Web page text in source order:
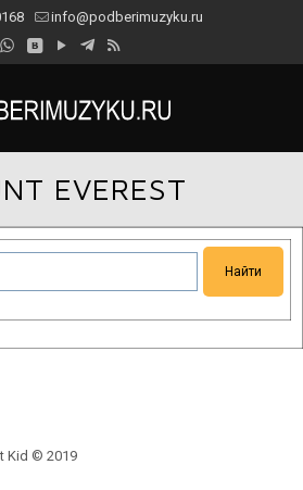
info@podberimuzyku.ru
EVEREST
Kid © 2019